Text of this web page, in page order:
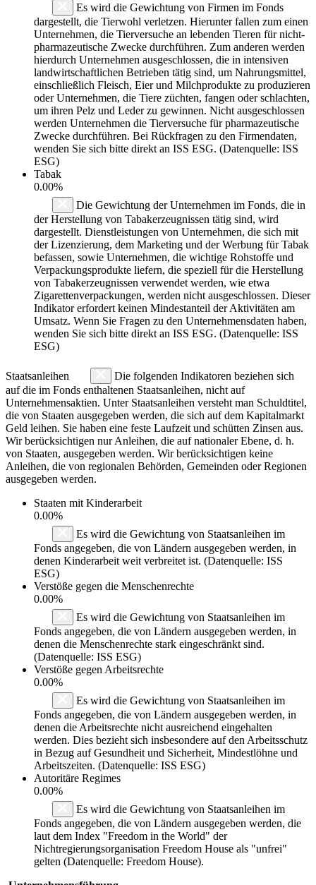
Es wird die Gewichtung von Firmen im Fonds
dargestellt, die Tierwohl verletzen. Hierunter fallen zum einen
Unternehmen, die Tierversuche an lebenden Tieren für nicht-
pharmazeutische Zwecke durchführen. Zum anderen werden
hierdurch Unternehmen ausgeschlossen, die in intensiven
landwirtschaftlichen Betrieben tätig sind, um Nahrungsmittel,
einschließlich Fleisch, Eier und Milchprodukte zu produzieren
oder Unternehmen, die Tiere züchten, fangen oder schlachten,
um ihren Pelz und Leder zu gewinnen. Nicht ausgeschlossen
werden Unternehmen die Tierversuche für pharmazeutische
Zwecke durchführen. Bei Rückfragen zu den Firmendaten,
wenden Sie sich bitte direkt an ISS ESG. (Datenquelle: ISS
ESG)
Tabak
0.00%
Die Gewichtung der Unternehmen im Fonds, die in
der Herstellung von Tabakerzeugnissen tätig sind, wird
dargestellt. Dienstleistungen von Unternehmen, die sich mit
der Lizenzierung, dem Marketing und der Werbung für Tabak
befassen, sowie Unternehmen, die wichtige Rohstoffe und
Verpackungsprodukte liefern, die speziell für die Herstellung
von Tabakerzeugnissen verwendet werden, wie etwa
Zigarettenverpackungen, werden nicht ausgeschlossen. Dieser
Indikator erfordert keinen Mindestanteil der Aktivitäten am
Umsatz. Wenn Sie Fragen zu den Unternehmensdaten haben,
wenden Sie sich bitte direkt an ISS ESG. (Datenquelle: ISS
ESG)
Staatsanleihen
Die folgenden Indikatoren beziehen sich
auf die im Fonds enthaltenen Staatsanleihen, nicht auf
Unternehmensaktien. Unter Staatsanleihen versteht man Schuldtitel,
die von Staaten ausgegeben werden, die sich auf dem Kapitalmarkt
Geld leihen. Sie haben eine feste Laufzeit und schütten Zinsen aus.
Wir berücksichtigen nur Anleihen, die auf nationaler Ebene, d. h.
von Staaten, ausgegeben werden. Wir berücksichtigen keine
Anleihen, die von regionalen Behörden, Gemeinden oder Regionen
ausgegeben werden.
Staaten mit Kinderarbeit
0.00%
Es wird die Gewichtung von Staatsanleihen im
Fonds angegeben, die von Ländern ausgegeben werden, in
denen Kinderarbeit weit verbreitet ist. (Datenquelle: ISS
ESG)
Verstöße gegen die Menschenrechte
0.00%
Es wird die Gewichtung von Staatsanleihen im
Fonds angegeben, die von Ländern ausgegeben werden, in
denen die Menschenrechte stark eingeschränkt sind.
(Datenquelle: ISS ESG)
Verstöße gegen Arbeitsrechte
0.00%
Es wird die Gewichtung von Staatsanleihen im
Fonds angegeben, die von Ländern ausgegeben werden, in
denen die Arbeitsrechte nicht ausreichend eingehalten
werden. Dies bezieht sich insbesondere auf den Arbeitsschutz
in Bezug auf Gesundheit und Sicherheit, Mindestlöhne und
Arbeitszeiten. (Datenquelle: ISS ESG)
Autoritäre Regimes
0.00%
Es wird die Gewichtung von Staatsanleihen im
Fonds angegeben, die von Ländern ausgegeben werden, die
laut dem Index "Freedom in the World" der
Nichtregierungsorganisation Freedom House als "unfrei"
gelten (Datenquelle: Freedom House).